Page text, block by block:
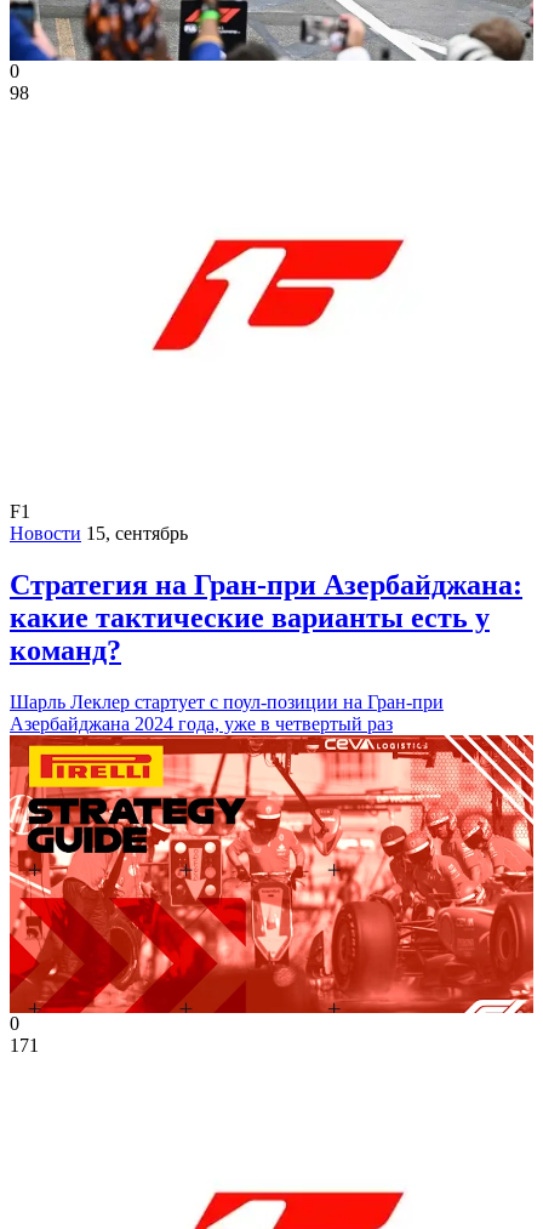
0
98
F1
Новости 15, сентябрь
Стратегия на Гран-при Азербайджана:
какие тактические варианты есть у
команд?
Шарль Леклер стартует с поул-позиции на Гран-при
Азербайджана 2024 года, уже в четвертый раз
0
171